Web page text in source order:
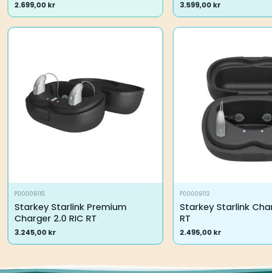
2.699,00 kr 3.599,00 kr
P00009115
Starkey Starlink Premium
Charger 2.0 RIC RT
3.245,00 kr
P00009112
Starkey Starlink
RT
2.495,00 kr